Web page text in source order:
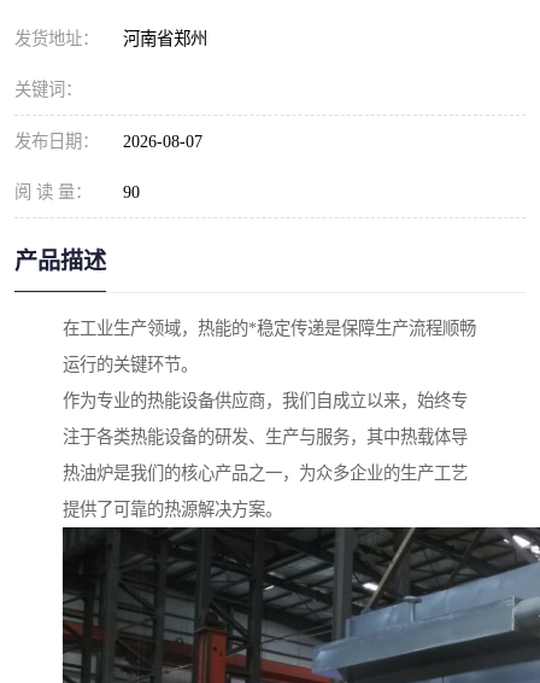
发货地址： 河南省郑州
关键词：
发布日期： 2026-08-07
阅 读 量： 90
产品描述
在工业生产领域，热能的*稳定传递是保障生产流程顺畅
运行的关键环节。
作为专业的热能设备供应商，我们自成立以来，始终专
注于各类热能设备的研发、生产与服务，其中热载体导
热油炉是我们的核心产品之一，为众多企业的生产工艺
提供了可靠的热源解决方案。